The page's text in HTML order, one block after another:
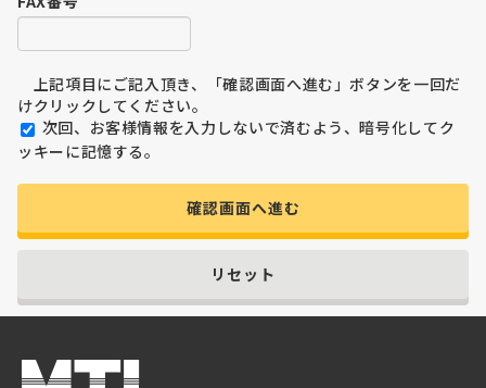
上記項目にご記入頂き、「確認画面へ進む」ボタンを一回だ
けクリックしてください。
ッキーに記憶する。
確認画面へ進む
リセット